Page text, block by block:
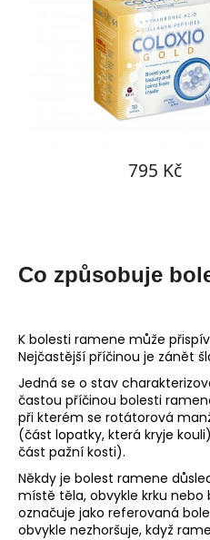
Co způsobuje
K bolesti ramene může
Nejčastější příčinou je zánět
Jedná se o stav
častou příčinou bolesti
při kterém se rotátorová
(část lopatky, která kryje
část pažní kosti).
Někdy je bolest ramene
místě těla, obvykle krku nebo
označuje jako referovaná
obvykle nezhoršuje, když